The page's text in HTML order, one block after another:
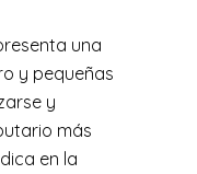
una
y pequeñas
y
más
en la